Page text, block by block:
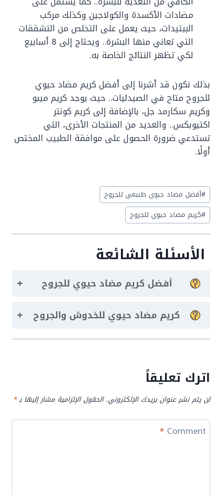
مضادات الأكسدة والكولاجين وكذلك مركب
الببتيدات، حيث يعمل على التخلص من التشققات
التي تعاني منها البشرة.. ويحتاج إلى 8 أسابيع
لكي تظهر النتائج الخاصة به.
بذلك نكون قد أشرنا إلى أفضل كريم مضاد حيوي
للجروح متاح في الصيدليات.. حيث يوجد كريم ميبو
وكريم سكارمد جل، بالإضافة إلى كريم كونتر
اكتيوبكس.. والعديد من المنتجات الأخرى، التي
تستدعي ضرورة الحصول على موافقة الطبيب المختص
أولًا.
Post
Tags:
#أفضل مضاد حيوي طبيعي للجروح
#كريم مضاد حيوي للجروح
الأسئلة الشائعة
أفضل كريم مضاد حيوي للجروح +
كريم مضاد حيوي للخدوش والجروح +
اترك تعليقاً
لن يتم نشر عنوان بريدك الإلكتروني. الحقول الإلزامية مشار إليها بـ*
Comment
*